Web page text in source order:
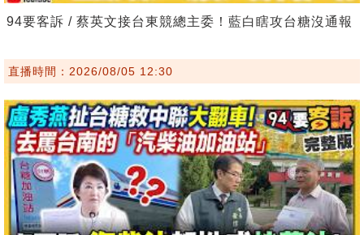
94要客訴 / 蔡英文接台東競總主委！藍白瞎攻台糖沒通報
直播時間：2026/08/05 12:30